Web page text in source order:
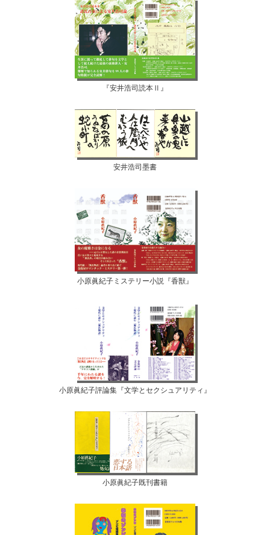
『安井浩司読本Ⅱ』
安井浩司墨書
小原眞紀子ミステリー小説『香獣』
小原眞紀子評論集『文学とセクシュアリティ』
小原眞紀子既刊書籍